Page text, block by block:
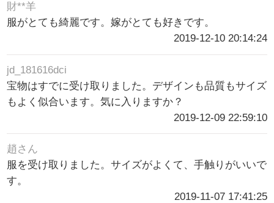
財**羊
服がとても綺麗です。嫁がとても好きです。
2019-12-10 20:14:24
jd_181616dci
宝物はすでに受け取りました。デザインも品質もサイズ
もよく似合います。気に入りますか？
2019-12-09 22:59:10
趙さん
服を受け取りました。サイズがよくて、手触りがいいで
す。
2019-11-07 17:41:25